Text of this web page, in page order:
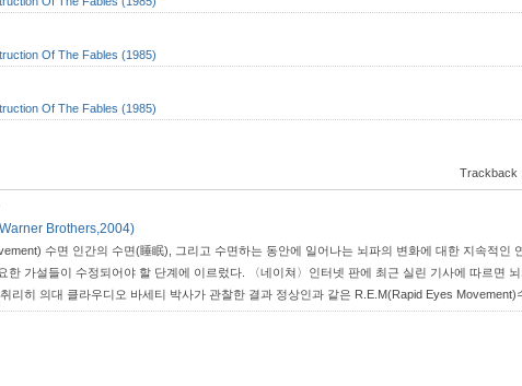
Of The Fables (1985)
Of The Fables (1985)
Trackback
Brothers,2004)
수면 인간의 수면(睡眠), 그리고 수면하는 동안에 일어나는 뇌파의 변화에 대한 지속적인
한 가설들이 수정되어야 할 단계에 이르렀다. 〈네이쳐〉인터넷 판에 최근 실린 기사에 따르면
리히 의대 클라우디오 바세티 박사가 관찰한 결과 정상인과 같은 R.E.M(Rapid Eyes
꾸는 시간(혹은 꿈을 인지하는 시간)이라는 상관관계가 수정 돼야 할 것 같다. 뿐 만 아니다.